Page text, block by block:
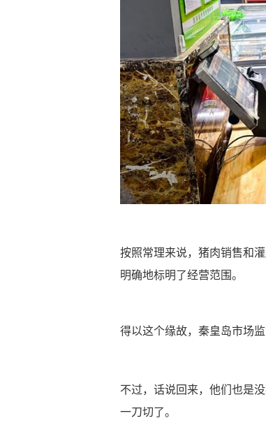
按照常理来说，猪肉销售和
明确地标明了经营范围。
得以这个缘故，秦皇岛市场
不过，话说回来，他们也是
一刀切了。